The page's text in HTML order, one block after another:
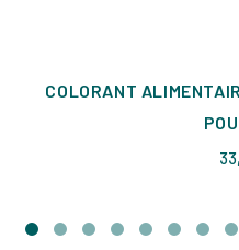
COLORANT